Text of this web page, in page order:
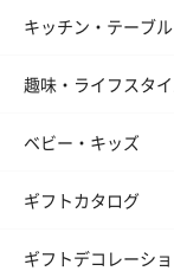
キッチン・テーブ
趣味・ライフスタ
ベビー・キッズ
ギフトカタログ
ギフトデコレーシ